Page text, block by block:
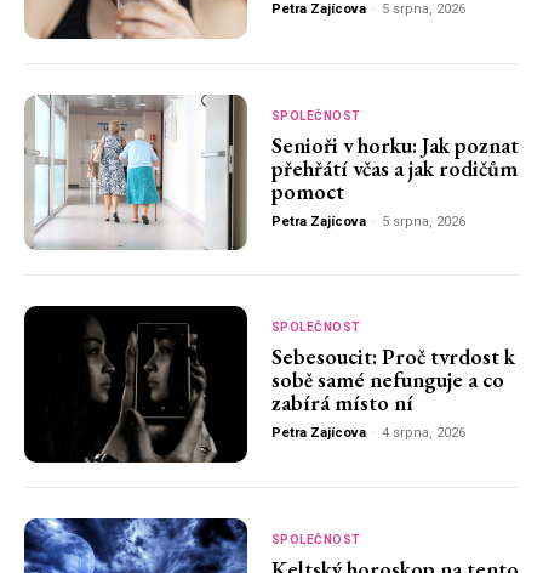
Petra Zajícova - 5 srpna, 2026
SPOLEČNOST
Senioři v horku: Jak poznat
přehřátí včas a jak rodičům
pomoct
Petra Zajícova - 5 srpna, 2026
SPOLEČNOST
Sebesoucit: Proč tvrdost k
sobě samé nefunguje a co
zabírá místo ní
Petra Zajícova - 4 srpna, 2026
SPOLEČNOST